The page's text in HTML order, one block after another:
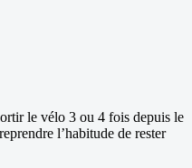
le vélo 3 ou 4 fois depuis le
l’habitude de rester